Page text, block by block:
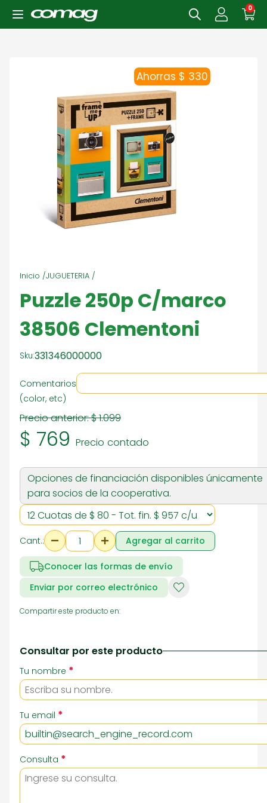
0
Ahorras $ 330
Inicio /JUGUETERIA /
Puzzle 250p C/marco
38506 Clementoni
Sku:331346000000
Comentarios
(color, etc)
Precio anterior:$ 1.099
$ 769 Precio contado
Opciones de financiación disponibles únicamente
para socios de la cooperativa.
Cant.: Agregar al carrito
Conocer las formas de envío
Enviar por correo electrónico
Compartir este producto en:
Consultar por este producto
Tu nombre *
Tu email *
Consulta *